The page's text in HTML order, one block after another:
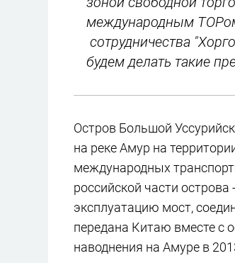
международным
сотрудничества
будем делать такие
Остров Большой
на реке Амур на
международных
российской части
эксплуатацию мост,
передана Китаю вместе с
наводнения на Амуре в